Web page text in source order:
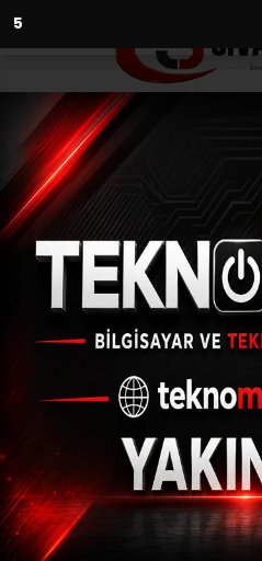
3
Anasayfa Gündem
Kütahya’da
dua ve gıyabi
(İHA) - İhlas Haber Ajansı |
-
Kütahya’da şehit
cenaze namazı